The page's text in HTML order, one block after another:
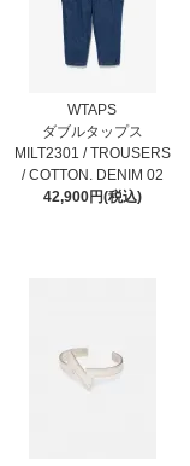
WTAPS
ダブルタップス
MILT2301 / TROUSERS
/ COTTON. DENIM 02
42,900円(税込)